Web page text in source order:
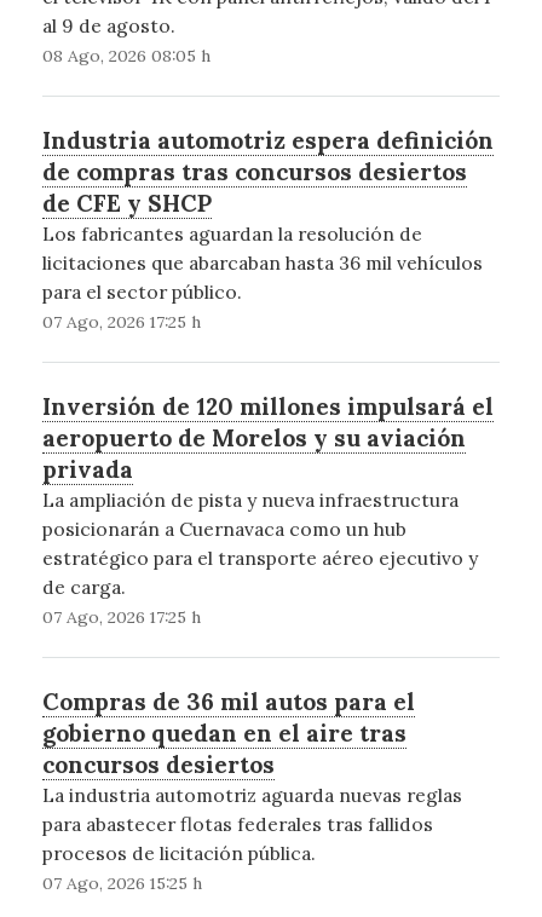
al 9 de agosto.
08 Ago, 2026 08:05 h
Industria automotriz espera definición
de compras tras concursos desiertos
de CFE y SHCP
Los fabricantes aguardan la resolución de
licitaciones que abarcaban hasta 36 mil vehículos
para el sector público.
07 Ago, 2026 17:25 h
Inversión de 120 millones impulsará el
aeropuerto de Morelos y su aviación
privada
La ampliación de pista y nueva infraestructura
posicionarán a Cuernavaca como un hub
estratégico para el transporte aéreo ejecutivo y
de carga.
07 Ago, 2026 17:25 h
Compras de 36 mil autos para el
gobierno quedan en el aire tras
concursos desiertos
La industria automotriz aguarda nuevas reglas
para abastecer flotas federales tras fallidos
procesos de licitación pública.
07 Ago, 2026 15:25 h